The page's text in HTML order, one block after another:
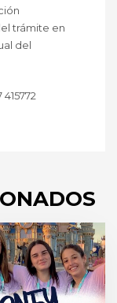
trámite en
del